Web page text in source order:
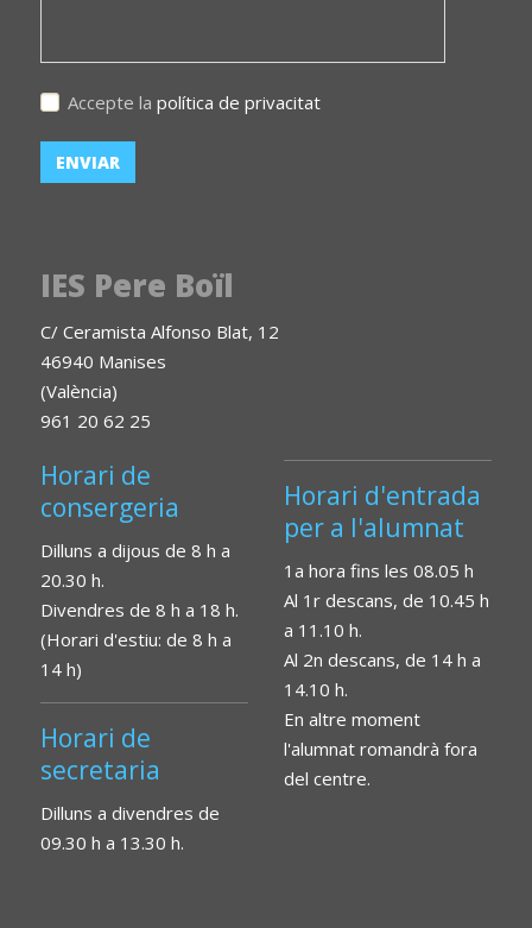
Accepte la política de privacitat
IES Pere Boïl
C/ Ceramista Alfonso Blat, 12
46940 Manises
(València)
961 20 62 25
Horari de
consergeria
Dilluns a dijous de 8 h a
20.30 h.
Divendres de 8 h a 18 h.
(Horari d'estiu: de 8 h a
14 h)
Horari de
secretaria
Dilluns a divendres de
09.30 h a 13.30 h.
Horari d'entrada
per a l'alumnat
1a hora fins les 08.05 h
Al 1r descans, de 10.45 h
a 11.10 h.
Al 2n descans, de 14 h a
14.10 h.
En altre moment
l'alumnat romandrà fora
del centre.